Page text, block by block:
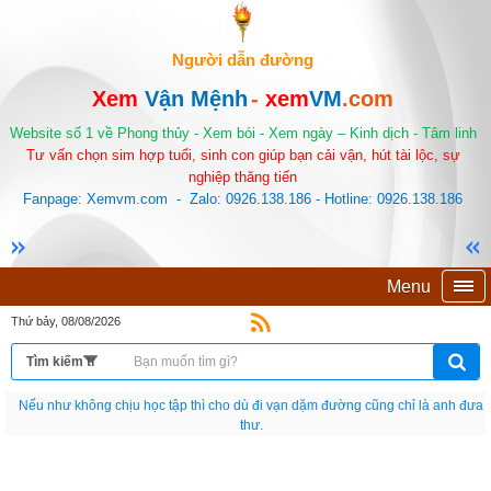
Người dẫn đường
Xem Vận Mệnh- xemVM.com
Website số 1 về Phong thủy - Xem bói - Xem ngày – Kinh dịch - Tâm linh
Tư vấn chọn sim hợp tuổi, sinh con giúp bạn cải vận, hút tài lộc, sự
nghiệp thăng tiến
Fanpage: Xemvm.com - Zalo: 0926.138.186 - Hotline: 0926.138.186
Menu
Thứ bảy, 08/08/2026
Nếu như không chịu học tập thì cho dù đi vạn dặm đường cũng chỉ là anh đưa
thư.